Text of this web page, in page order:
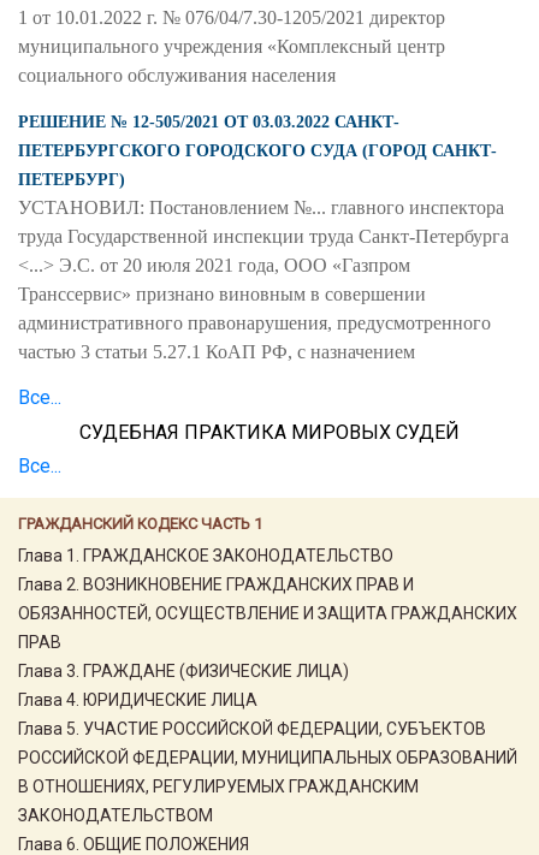
ГРАЖДАНСКИЙ КОДЕКС ЧАСТЬ 1
Глава 1. ГРАЖДАНСКОЕ ЗАКОНОДАТЕЛЬСТВО
Глава 2. ВОЗНИКНОВЕНИЕ ГРАЖДАНСКИХ ПРАВ И
ОБЯЗАННОСТЕЙ, ОСУЩЕСТВЛЕНИЕ И ЗАЩИТА ГРАЖДАНСКИХ
ПРАВ
Глава 3. ГРАЖДАНЕ (ФИЗИЧЕСКИЕ ЛИЦА)
Глава 4. ЮРИДИЧЕСКИЕ ЛИЦА
Глава 5. УЧАСТИЕ РОССИЙСКОЙ ФЕДЕРАЦИИ, СУБЪЕКТОВ
РОССИЙСКОЙ ФЕДЕРАЦИИ, МУНИЦИПАЛЬНЫХ ОБРАЗОВАНИЙ
В ОТНОШЕНИЯХ, РЕГУЛИРУЕМЫХ ГРАЖДАНСКИМ
ЗАКОНОДАТЕЛЬСТВОМ
Глава 6. ОБЩИЕ ПОЛОЖЕНИЯ
1 от 10.01.2022 г. № 076/04/7.30-1205/2021 директор
муниципального учреждения «Комплексный центр
социального обслуживания населения
РЕШЕНИЕ № 12-505/2021 ОТ 03.03.2022 САНКТ-
ПЕТЕРБУРГСКОГО ГОРОДСКОГО СУДА (ГОРОД САНКТ-
ПЕТЕРБУРГ)
УСТАНОВИЛ: Постановлением №... главного инспектора
труда Государственной инспекции труда Санкт-Петербурга
<...> Э.С. от 20 июля 2021 года, ООО «Газпром
Транссервис» признано виновным в совершении
административного правонарушения, предусмотренного
частью 3 статьи 5.27.1 КоАП РФ, с назначением
Все...
СУДЕБНАЯ ПРАКТИКА МИРОВЫХ СУДЕЙ
Все...